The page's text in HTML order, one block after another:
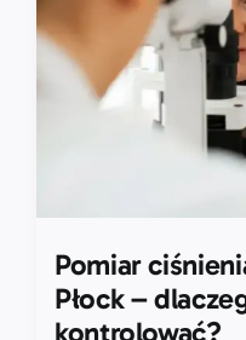
Pomiar
Płock –
kontrolować?